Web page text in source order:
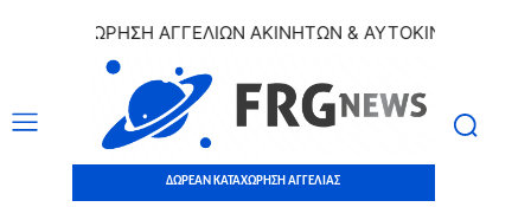
ΑΓΓΕΛΙΩΝ ΑΚΙΝΗΤΩΝ & ΑΥΤΟΚΙΝΗΤΩΝ |
ΔΩΡΕΑΝ ΚΑΤΑΧΩΡΗΣΗ ΑΓΓΕΛΙΑΣ